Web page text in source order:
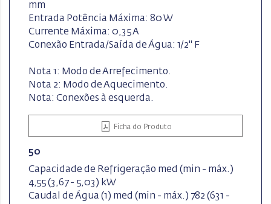
mm
Entrada Potência Máxima: 80 W
Currente Máxima: 0,35 A
Conexão Entrada/Saída de Água: 1/2" F
Nota 1: Modo de Arrefecimento.
Nota 2: Modo de Aquecimento.
Nota: Conexões à esquerda.
Ficha do Produto
50
Capacidade de Refrigeração med (min - máx.)
4,55 (3,67 - 5,03) kW
Caudal de Água (1) med (min - máx.) 782 (631 -